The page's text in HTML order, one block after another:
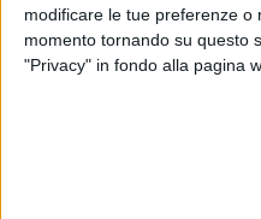
modificare le tue preferenze o
momento tornando su questo
"Privacy" in fondo alla pagina
Attualmente, quindi,
titolo né data d'uscita